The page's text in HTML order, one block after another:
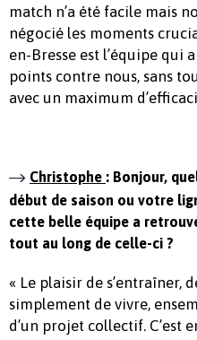
match n’a été facile mais
négocié les moments
en-Bresse est l’équipe qui
points contre nous, sans
avec un maximum
Christophe : Bonjour,
début de saison ou votre
cette belle équipe a
tout au long de celle-ci ?
« Le plaisir de s’entraîner,
simplement de vivre,
d’un projet collectif. C’est